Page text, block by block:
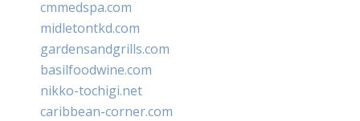
cmmedspa.com
midletontkd.com
gardensandgrills.com
basilfoodwine.com
nikko-tochigi.net
caribbean-corner.com